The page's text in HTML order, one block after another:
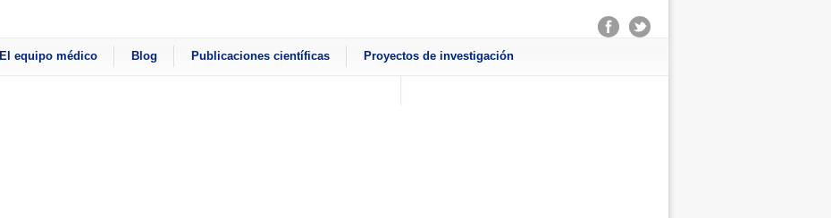
El equipo médico Blog Publicaciones científicas Proyectos de investigación